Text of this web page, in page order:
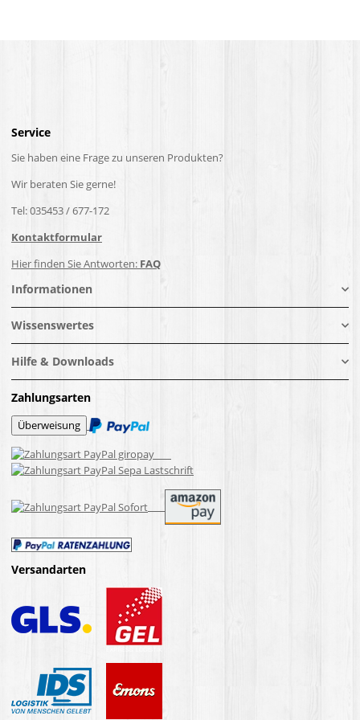
Service
Sie haben eine Frage zu unseren Produkten?
Wir beraten Sie gerne!
Tel: 035453 / 677-172
Kontaktformular
Hier finden Sie Antworten: FAQ
Informationen
Wissenswertes
Hilfe & Downloads
Zahlungsarten
Versandarten